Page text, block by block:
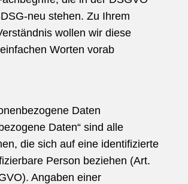
neu stehen. Zu Ihrem
wollen wir diese
Worten vorab
Daten
Daten“ sind alle
die sich auf eine identifizierte
Person beziehen (Art.
Angaben einer